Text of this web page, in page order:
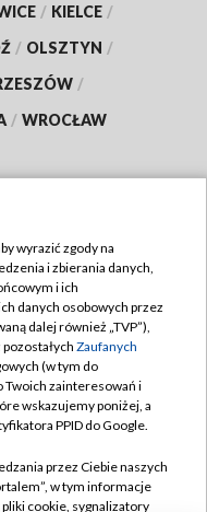
/ KIELCE /
/ OLSZTYN /
/
/ WROCŁAW
wyrazić zgody na
i zbierania danych,
i ich
danych osobowych przez
dalej również „TVP”),
pozostałych Zaufanych
(w tym do
Twoich zainteresowań i
wskazujemy poniżej, a
PPID do Google.
przez Ciebie naszych
w tym informacje
cookie, sygnalizatory